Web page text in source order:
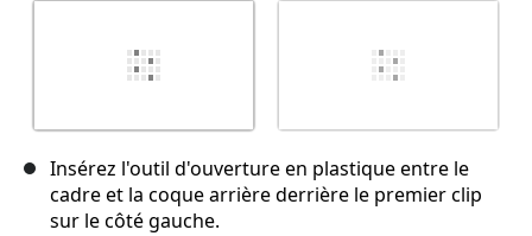
Insérez l'outil d'ouverture en plastique entre le
cadre et la coque arrière derrière le premier clip
sur le côté gauche.